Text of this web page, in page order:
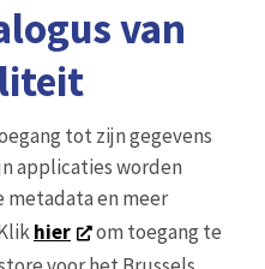
van
tot zijn gegevens
applicaties worden
metadata en meer
hier
om toegang te